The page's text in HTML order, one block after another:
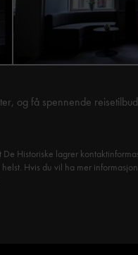
og få spennende reisetilbud
Historiske lagrer
Hvis du vil ha mer